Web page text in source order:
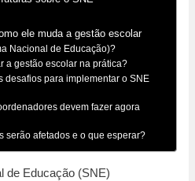
ele muda a gestão escolar
Nacional de Educação)?
a gestão escolar na prática?
desafios para implementar o SNE
devem fazer agora
serão afetados e o que esperar?
de Educação (SNE)